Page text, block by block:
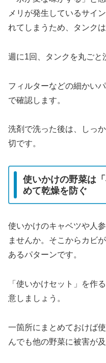
メリが発生しているサイ
れてしまうため、タンク
週に1回、タンクを丸ごと
フィルターなどの細かい
で確認します。
洗剤で洗った後は、しっ
切です。
使いかけの野菜は
めて乾燥を防ぐ
使いかけのキャベツや人
ませんか。そこからカビ
あるパターンです。
「使いかけセット」を作
意しましょう。
一箇所にまとめておけば
んでも他の野菜に被害が及